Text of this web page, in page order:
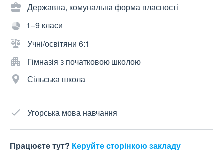
Державна, комунальна форма власності
1–9 класи
Учні/освітяни 6:1
Гімназія з початковою школою
Сільська школа
Угорська мова навчання
Працюєте тут? Керуйте сторінкою закладу